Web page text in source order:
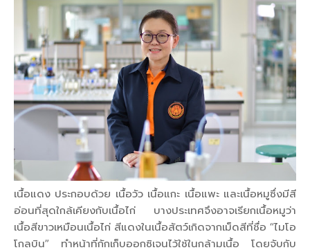
เนื้อแดง ประกอบด้วย เนื้อวัว เนื้อแกะ เนื้อแพะ และเนื้อหมูซึ่งมีสี
อ่อนที่สุดใกล้เคียงกับเนื้อไก่ บางประเทศจึงอาจเรียกเนื้อหมูว่า
เนื้อสีขาวเหมือนเนื้อไก่ สีแดงในเนื้อสัตว์เกิดจากเม็ดสีที่ชื่อ “ไมโอ
โกลบิน” ทำหน้าที่กักเก็บออกซิเจนไว้ใช้ในกล้ามเนื้อ โดยจับกับ